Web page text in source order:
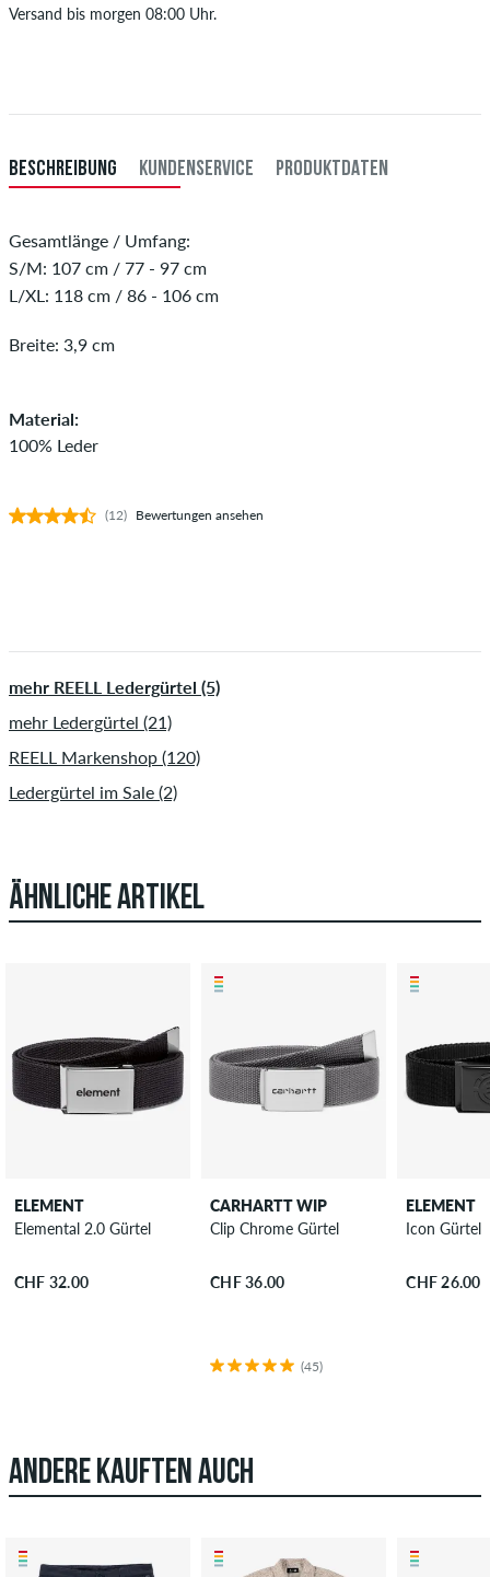
Versand bis morgen 08:00 Uhr.
Zahlung.
BESCHREIBUNG KUNDENSERVICE PRODUKTDATEN
Gesamtlänge / Umfang:
S/M: 107 cm / 77 - 97 cm
L/XL: 118 cm / 86 - 106 cm
Breite: 3,9 cm
Material:
100% Leder
(12) Bewertungen ansehen
mehr REELL Ledergürtel (5)
mehr Ledergürtel (21)
REELL Markenshop (120)
Ledergürtel im Sale (2)
ÄHNLICHE ARTIKEL
ELEMENT
Elemental 2.0 Gürtel
CHF 32.00
CARHARTT WIP
Clip Chrome Gürtel
CHF 36.00
(45)
ELEMENT
Icon Gürtel
CHF 26.00
ANDERE KAUFTEN AUCH